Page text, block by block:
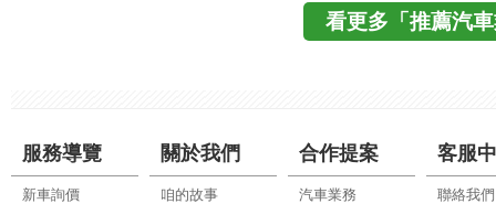
看更多「推薦汽
服務導覽
新車詢價
關於我們
咱的故事
合作提案
汽車業務
客服
聯絡我們